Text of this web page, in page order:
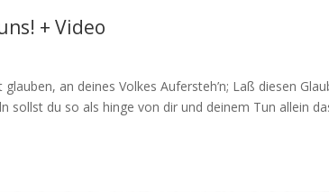
+ Video
an deines Volkes Aufersteh’n; Laß diesen
sollst du so als hinge von dir und deinem Tun allein